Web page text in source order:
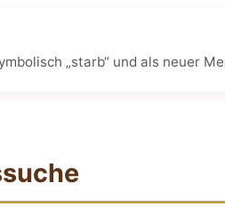
„starb“ und als neuer